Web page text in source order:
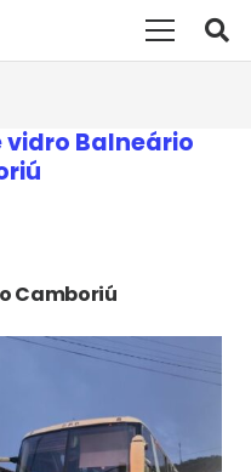
Balneário
Camboriú